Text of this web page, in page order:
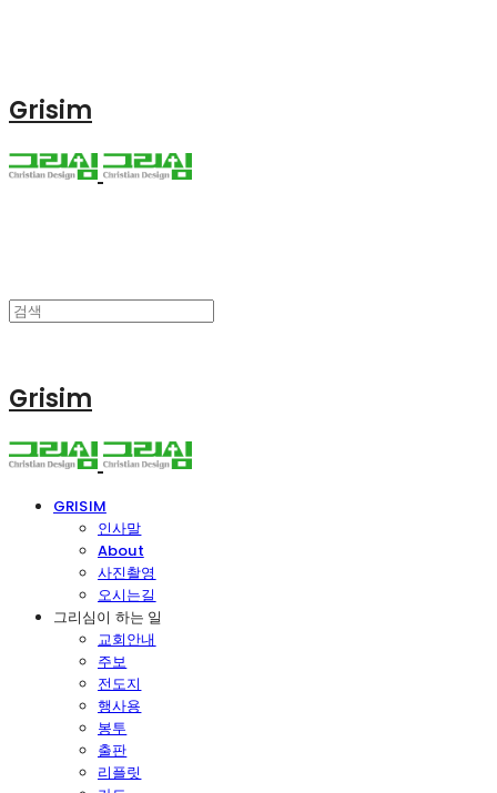
Grisim
Grisim
GRISIM
인사말
About
사진촬영
오시는길
그리심이 하는 일
교회안내
주보
전도지
행사용
봉투
출판
리플릿